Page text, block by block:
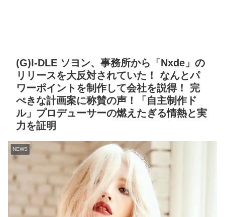
(G)I-DLE ソヨン、事務所から「Nxde」の
リリースを大反対されていた！ なんとパ
ワーポイントを制作して会社を説得！ 完
ぺきな計画案に称賛の声！「自主制作ド
ル」プロデューサーの燃えたぎる情熱と実
力を証明
NEWS